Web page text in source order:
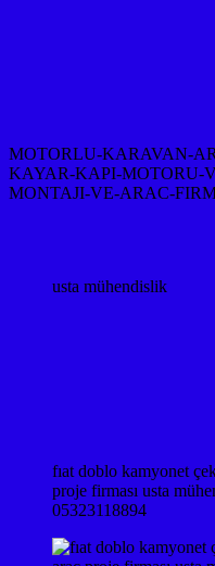
MOTORLU-KARAVAN-
KAYAR-KAPI-MOTORU-
MONTAJI-VE-ARAC-
usta mühendislik
fıat doblo kamyonet
proje firması usta
05323118894